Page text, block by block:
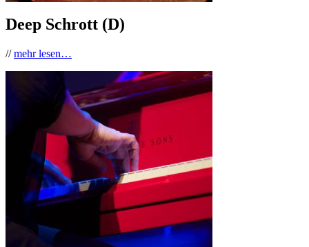
Deep Schrott (D)
//mehr lesen…